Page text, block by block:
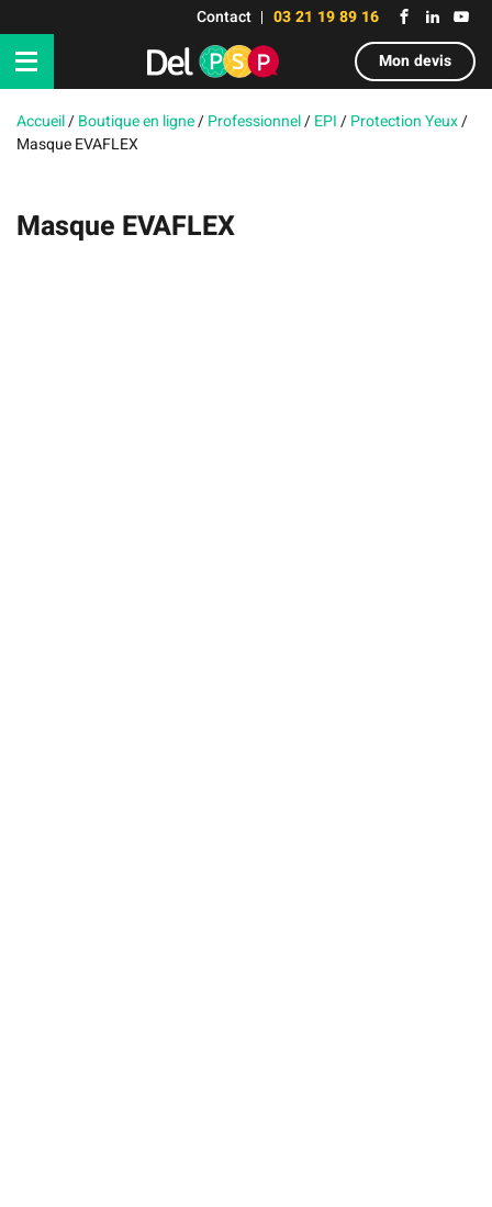
Contact
03 21 19 89 16
Mon devis
Accueil/Boutique en ligne/Professionnel/EPI/Protection Yeux/
Masque EVAFLEX
Masque EVAFLEX